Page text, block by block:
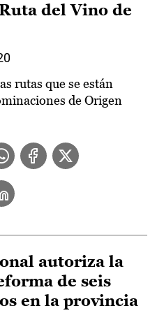
del Vino de
rutas que se están
de Origen
autoriza la
de seis
en la provincia